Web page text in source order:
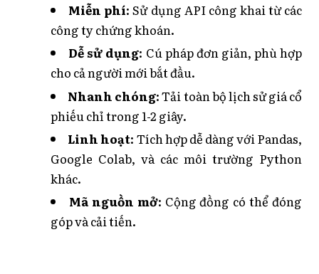
Miễn phí: Sử dụng API công khai từ các
công ty chứng khoán.
Dễ sử dụng: Cú pháp đơn giản, phù hợp
cho cả người mới bắt đầu.
Nhanh chóng: Tải toàn bộ lịch sử giá cổ
phiếu chỉ trong 1-2 giây.
Linh hoạt: Tích hợp dễ dàng với Pandas,
Google Colab, và các môi trường Python
khác.
Mã nguồn mở: Cộng đồng có thể đóng
góp và cải tiến.